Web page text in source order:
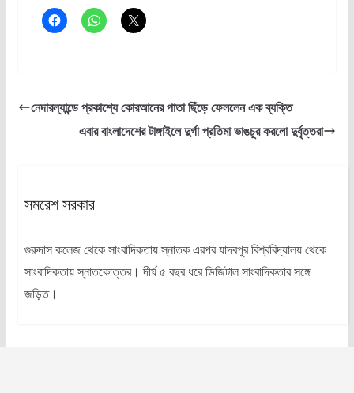
নেদারল্যান্ডে প্রকাশ্যে কোরআনের পাতা ছিঁড়ে ফেললেন এক ব্যক্তি
এবার বাংলাদেশের টাঙ্গাইলে দুর্গা প্রতিমা ভাঙচুর করলো দুর্বৃত্তরা
সমরেশ সরকার
গুরুদাস কলেজ থেকে সাংবাদিকতায় স্নাতক এরপর যাদবপুর বিশ্ববিদ্যালয় থেকে
সাংবাদিকতায় স্নাতকোত্তর। দীর্ঘ ৫ বছর ধরে ডিজিটাল সাংবাদিকতার সঙ্গে
জড়িত।